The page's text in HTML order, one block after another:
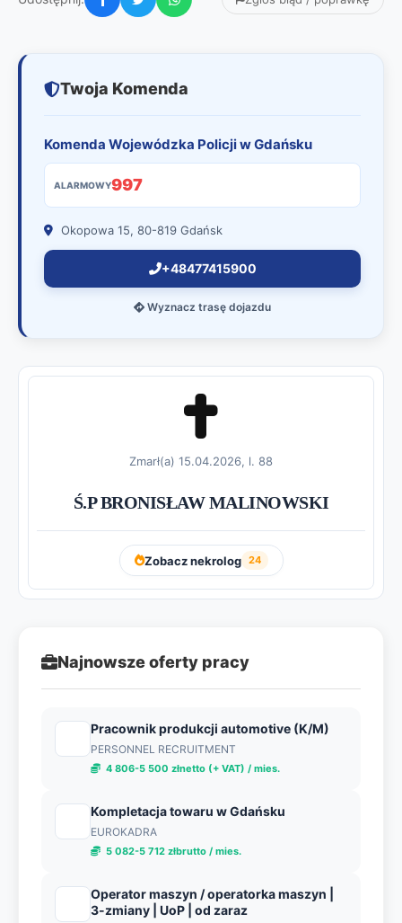
Twoja Komenda
Komenda Wojewódzka Policji w Gdańsku
ALARMOWY997
Okopowa 15, 80-819 Gdańsk
+48477415900
Wyznacz trasę dojazdu
Zmarł(a) 15.04.2026, l. 88
Ś.P BRONISŁAW MALINOWSKI
Zobacz nekrolog 24
Najnowsze oferty pracy
Pracownik produkcji automotive (K/M)
PERSONNEL RECRUITMENT
4 806-5 500 złnetto (+ VAT) / mies.
Kompletacja towaru w Gdańsku
EUROKADRA
5 082-5 712 złbrutto / mies.
Operator maszyn / operatorka maszyn |
3-zmiany | UoP | od zaraz